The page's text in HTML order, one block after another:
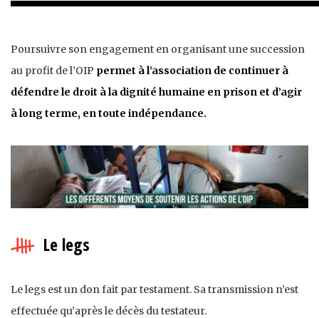
Poursuivre son engagement en organisant une succession
au profit de l’OIP permet à l’association de continuer à
défendre le droit à la dignité humaine en prison et d’agir
à long terme, en toute indépendance.
Le legs
Le legs est un don fait par testament. Sa transmission n’est
effectuée qu’après le décès du testateur.